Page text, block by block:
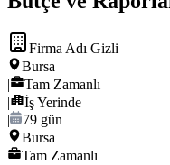
Firma Adı Gizli
Bursa
|
Tam Zamanlı
|
İş Yerinde
|
79 gün
Bursa
Tam Zamanlı